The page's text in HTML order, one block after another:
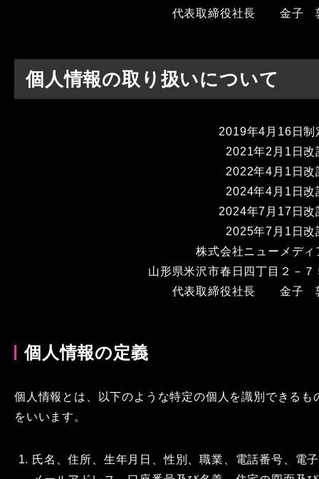
代表取締役社長 金子
個人情報の取り扱いについて
2019年4月16日制
2021年2月1日改
2022年4月1日改
2024年4月1日改
2024年7月17日改
2025年7月1日改
株式会社ニューメディ
山形県米沢市春日四丁目２－７
代表取締役社長 金子
個人情報の定義
個人情報とは、以下のような特定の個人を識別できるも
をいいます。
氏名、住所、生年月日、性別、職業、電話番号、電子